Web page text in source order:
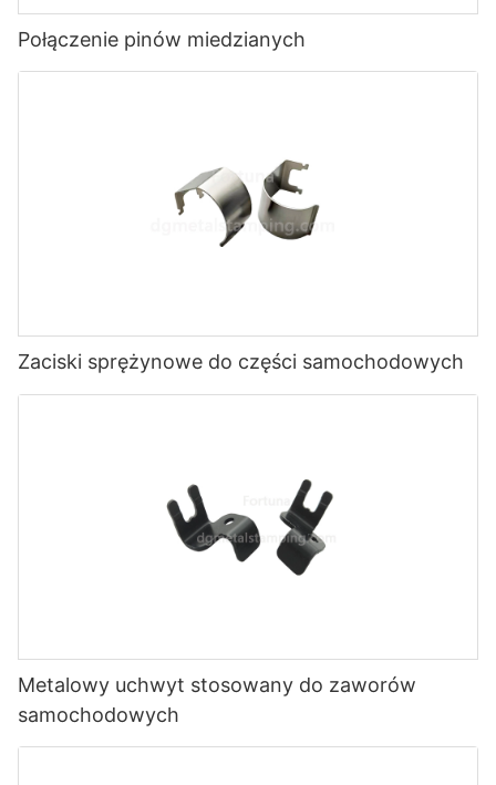
Połączenie pinów miedzianych
Zaciski sprężynowe do części samochodowych
Metalowy uchwyt stosowany do zaworów
samochodowych